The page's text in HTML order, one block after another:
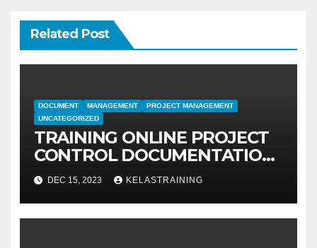
Related Post
DOCUMENT MANAGEMENT
PROJECT MANAGEMENT
UNCATEGORIZED
TRAINING ONLINE PROJECT
CONTROL DOCUMENTATION
MANAGEMENT
DEC 15, 2023 KELASTRAINING